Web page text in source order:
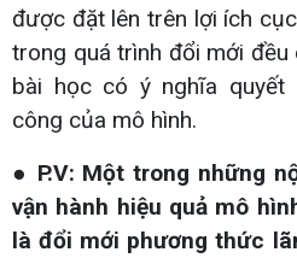
được đặt lên trên lợi ích
trong quá trình đổi mới
bài học có ý nghĩa
công của mô hình.
● P.V: Một trong những
vận hành hiệu quả mô
là đổi mới phương thức